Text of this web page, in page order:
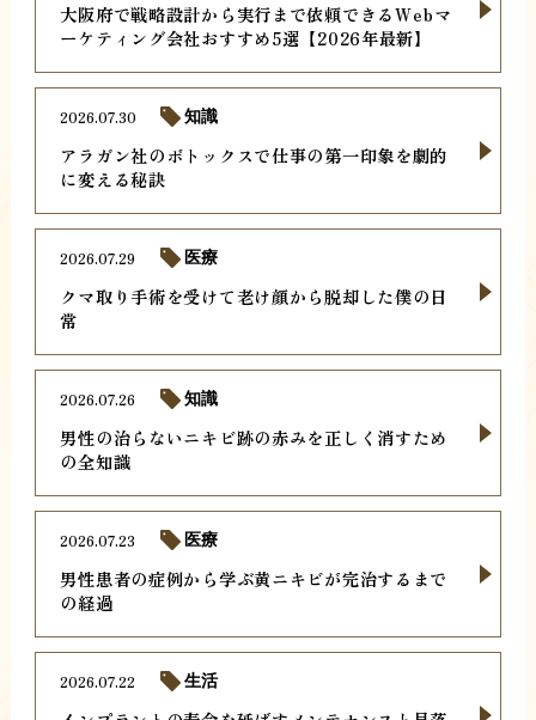
大阪府で戦略設計から実行まで依頼できるWebマ
ーケティング会社おすすめ5選【2026年最新】
アラガン社のボトックスで仕事の第一印象を劇的
に変える秘訣
2026.07.30 知識
クマ取り手術を受けて老け顔から脱却した僕の日
常
2026.07.29 医療
男性の治らないニキビ跡の赤みを正しく消すため
の全知識
2026.07.26 知識
男性患者の症例から学ぶ黄ニキビが完治するまで
の経過
2026.07.23 医療
2026.07.22 生活